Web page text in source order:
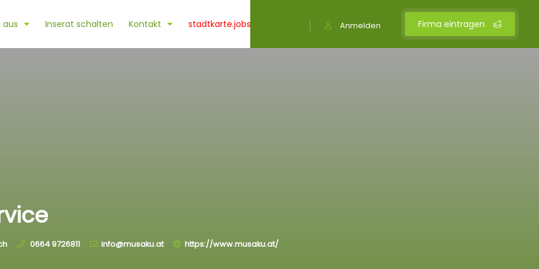
Firma eintragen
Anmelden
aus Inserat schalten Kontakt stadtkarte.jobs
0664 9726811 info@musaku.at https://www.musaku.at/